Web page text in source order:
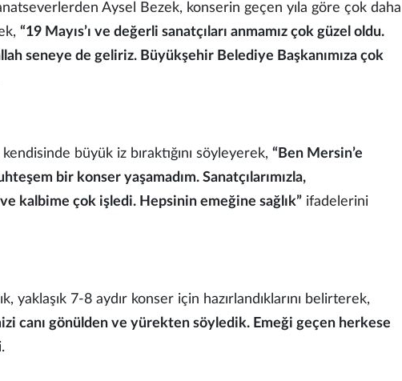
Aysel Bezek, konserin geçen yıla göre çok daha
“19 Mayıs’ı ve değerli sanatçıları anmamız çok güzel oldu.
seneye de geliriz. Büyükşehir Belediye Başkanımıza çok
büyük iz bıraktığını söyleyerek, “Ben Mersin’e
bir konser yaşamadım. Sanatçılarımızla,
kalbime çok işledi. Hepsinin emeğine sağlık” ifadelerini
yaklaşık 7-8 aydır konser için hazırlandıklarını belirterek,
canı gönülden ve yürekten söyledik. Emeği geçen herkese